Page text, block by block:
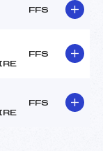
FFS
FFS
FFS